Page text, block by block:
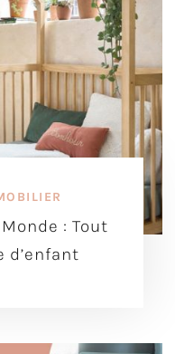
: Tout
d’enfant